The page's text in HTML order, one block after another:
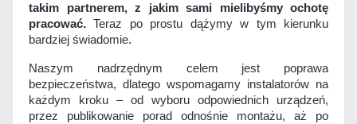
takim partnerem, z jakim sami mielibyśmy ochotę
pracować. Teraz po prostu dążymy w tym kierunku
bardziej świadomie.
Naszym nadrzędnym celem jest poprawa
bezpieczeństwa, dlatego wspomagamy instalatorów na
każdym kroku – od wyboru odpowiednich urządzeń,
przez publikowanie porad odnośnie montażu, aż po